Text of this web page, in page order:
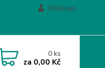
Přihlášení
0ks
za 0,00 Kč